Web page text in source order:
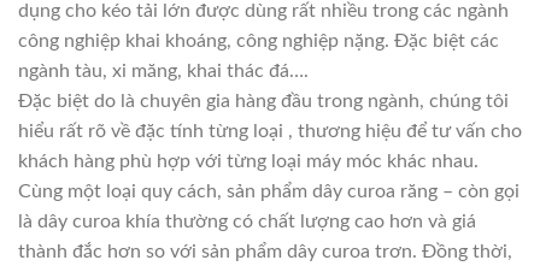
dụng cho kéo tải lớn được dùng rất nhiều trong các ngành
công nghiệp khai khoáng, công nghiệp nặng. Đặc biệt các
ngành tàu, xi măng, khai thác đá….
Đặc biệt do là chuyên gia hàng đầu trong ngành, chúng tôi
hiểu rất rõ về đặc tính từng loại , thương hiệu để tư vấn cho
khách hàng phù hợp với từng loại máy móc khác nhau.
Cùng một loại quy cách, sản phẩm dây curoa răng – còn gọi
là dây curoa khía thường có chất lượng cao hơn và giá
thành đắc hơn so với sản phẩm dây curoa trơn. Đồng thời,